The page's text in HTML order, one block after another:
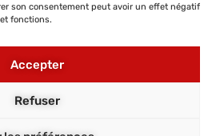
son consentement peut avoir un effet négatif
fonctions.
Accepter
Refuser
85340 Olonne sur Mer